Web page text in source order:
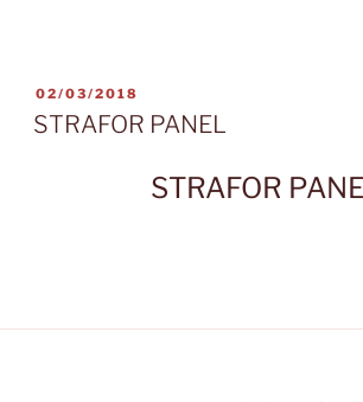
YAYIM
TARIHI
02/03/2018
STRAFOR PANEL
STRAFOR